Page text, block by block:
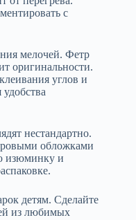
с
мелочей. Фетр
оригинальности.
углов и
нестандартно.
обложками
изюминку и
детям. Сделайте
из любимых